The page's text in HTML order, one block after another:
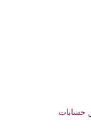
حسابات